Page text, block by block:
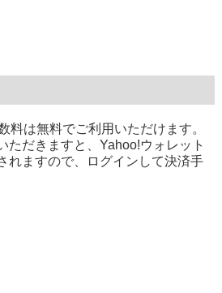
料は無料でご利用いただけます。
ただきますと、Yahoo!ウォレット
れますので、ログインして決済手